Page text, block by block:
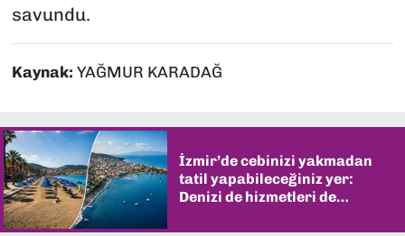
savundu.
Kaynak: YAĞMUR KARADAĞ
İzmir’de cebinizi yakmadan
tatil yapabileceğiniz yer:
Denizi de hizmetleri de